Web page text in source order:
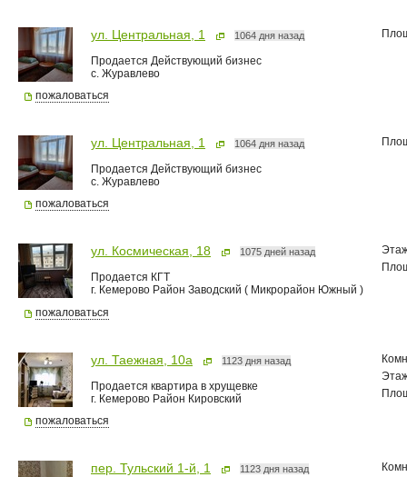
ул. Центральная, 1 1064 дня назад
Продается Действующий бизнес
с. Журавлево
пожаловаться
ул. Центральная, 1 1064 дня назад
Продается Действующий бизнес
с. Журавлево
пожаловаться
ул. Космическая, 18 1075 дней назад
Продается КГТ
г. Кемерово Район Заводский ( Микрорайон Южный )
пожаловаться
ул. Таежная, 10а 1123 дня назад
Продается квартира в хрущевке
г. Кемерово Район Кировский
пожаловаться
пер. Тульский 1-й, 1 1123 дня назад